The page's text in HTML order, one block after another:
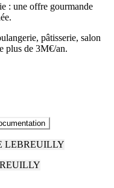
: une offre gourmande
pâtisserie, salon
plus de 3M€/an.